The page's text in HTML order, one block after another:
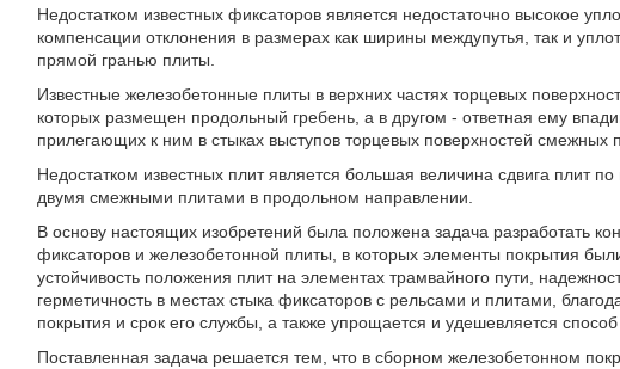
Недостатком известных фиксаторов является недостаточно высокое
компенсации отклонения в размерах как ширины междупутья, так и
прямой гранью плиты.
Известные железобетонные плиты в верхних частях торцевых
которых размещен продольный гребень, а в другом - ответная ему
прилегающих к ним в стыках выступов торцевых поверхностей смежных
Недостатком известных плит является большая величина сдвига плит
двумя смежными плитами в продольном направлении.
В основу настоящих изобретений была положена задача разработать
фиксаторов и железобетонной плиты, в которых элементы покрытия
устойчивость положения плит на элементах трамвайного пути,
герметичность в местах стыка фиксаторов с рельсами и плитами,
покрытия и срок его службы, а также упрощается и удешевляется способ
Поставленная задача решается тем, что в сборном железобетонном